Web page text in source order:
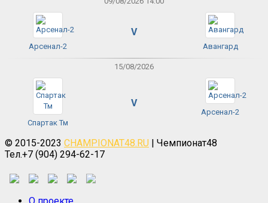
Арсенал-2
V
Авангард
15/08/2026
Спартак Тм
V
Арсенал-2
© 2015-2023 CHAMPIONAT48.RU | Чемпионат48
Тел.+7 (904) 294-62-17
О проекте